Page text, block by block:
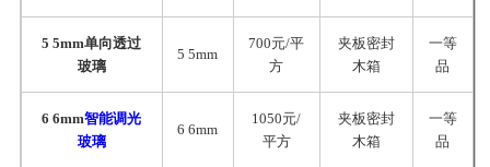
5 5mm单向透过
玻璃
5 5mm
700元/平
方
夹板密封
木箱
一等
品
6 6mm智能调光
玻璃
6 6mm
1050元/
平方
夹板密封
木箱
一等
品